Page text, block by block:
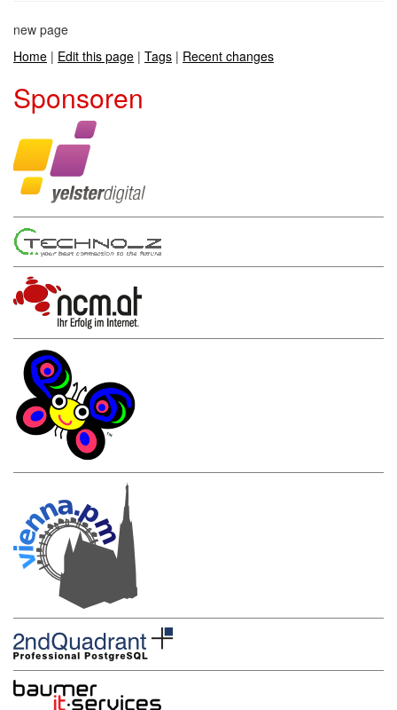
new page
Home | Edit this page | Tags | Recent changes
Sponsoren